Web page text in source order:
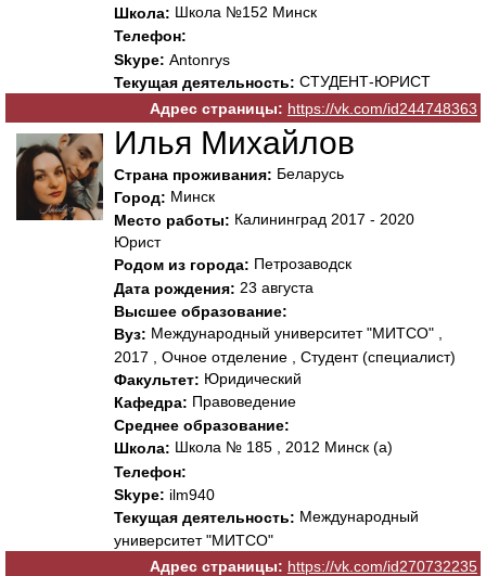
Школа: Школа №152 Минск
Телефон:
Skype: Antonrys
Текущая деятельность: СТУДЕНТ-ЮРИСТ
Адрес страницы: https://vk.com/id244748363
Илья Михайлов
Страна проживания: Беларусь
Город: Минск
Место работы: Калининград 2017 - 2020
Юрист
Родом из города: Петрозаводск
Дата рождения: 23 августа
Высшее образование:
Вуз: Международный университет "МИТСО" ,
2017 , Очное отделение , Студент (специалист)
Факультет: Юридический
Кафедра: Правоведение
Среднее образование:
Школа: Школа № 185 , 2012 Минск (а)
Телефон:
Skype: ilm940
Текущая деятельность: Международный
университет "МИТСО"
Адрес страницы: https://vk.com/id270732235